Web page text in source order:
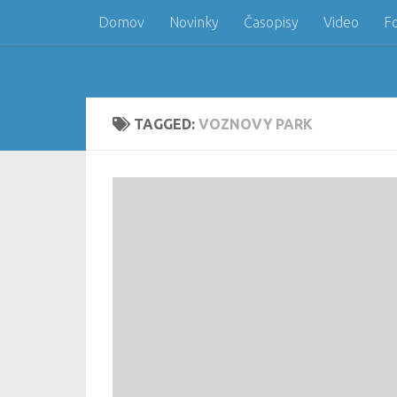
Skip to content
Domov Novinky Časopisy Video
TAGGED: VOZNOVY PARK